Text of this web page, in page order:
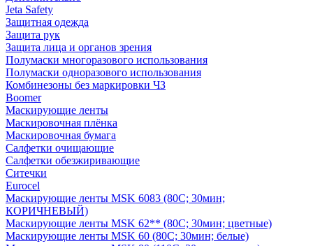
Jeta Safety
Защитная одежда
Защита рук
Защита лица и органов зрения
Полумаски многоразового использования
Полумаски одноразового использования
Комбинезоны без маркировки ЧЗ
Boomer
Маскирующие ленты
Маскировочная плёнка
Маскировочная бумага
Салфетки очищающие
Салфетки обезжиривающие
Ситечки
Euroсel
Маскирующие ленты MSK 6083 (80С; 30мин;
КОРИЧНЕВЫЙ)
Маскирующие ленты MSK 62** (80С; 30мин; цветные)
Маскирующие ленты MSK 60 (80С; 30мин; белые)